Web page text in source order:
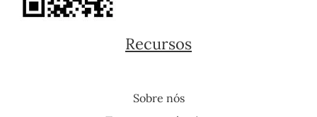
Recursos
Sobre nós